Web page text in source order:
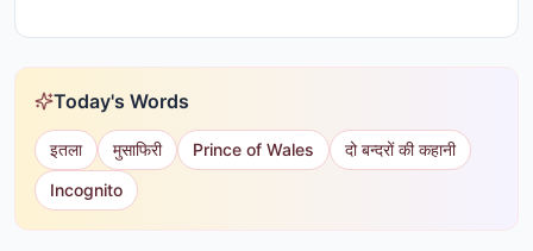
Today's Words
इतला मुसाफिरी Prince of Wales
दो बन्दरों की कहानी
Incognito